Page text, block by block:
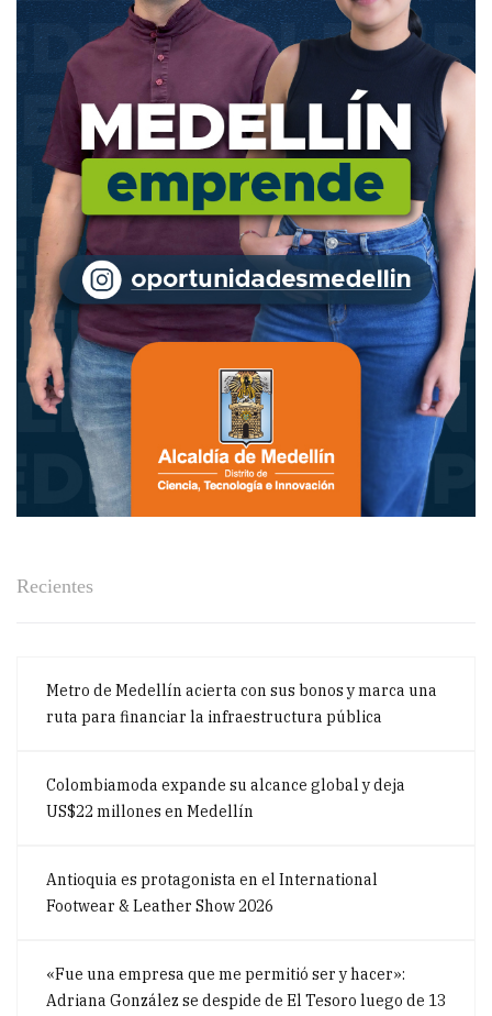
Recientes
Metro de Medellín acierta con sus bonos y marca una
ruta para financiar la infraestructura pública
Colombiamoda expande su alcance global y deja
US$22 millones en Medellín
Antioquia es protagonista en el International
Footwear & Leather Show 2026
«Fue una empresa que me permitió ser y hacer»:
Adriana González se despide de El Tesoro luego de 13